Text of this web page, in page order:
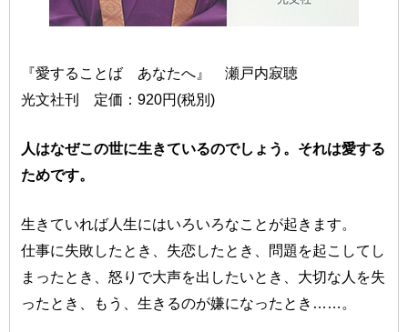
『愛することば あなたへ』 瀬戸内寂聴
光文社刊 定価：920円(税別)
人はなぜこの世に生きているのでしょう。それは愛する
ためです。
生きていれば人生にはいろいろなことが起きます。
仕事に失敗したとき、失恋したとき、問題を起こしてし
まったとき、怒りで大声を出したいとき、大切な人を失
ったとき、もう、生きるのが嫌になったとき……。